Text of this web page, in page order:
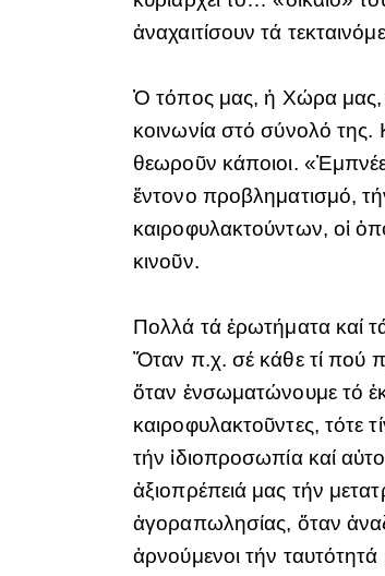
ἀναχαιτίσουν τά
Ὁ τόπος μας, ἡ Χώρα μας,
κοινωνία στό σύνολό της.
θεωροῦν κάποιοι.
ἔντονο προβληματισμό,
καιροφυλακτούντων, οἱ
κινοῦν.
Πολλά τά ἐρωτήματα καί
Ὅταν π.χ. σέ κάθε τί πού
ὅταν ἐνσωματώνουμε τό
καιροφυλακτοῦντες, τότε
τήν ἰδιοπροσωπία καί
ἀξιοπρέπειά μας τήν
ἀγοραπωλησίας, ὅταν
ἀρνούμενοι τήν